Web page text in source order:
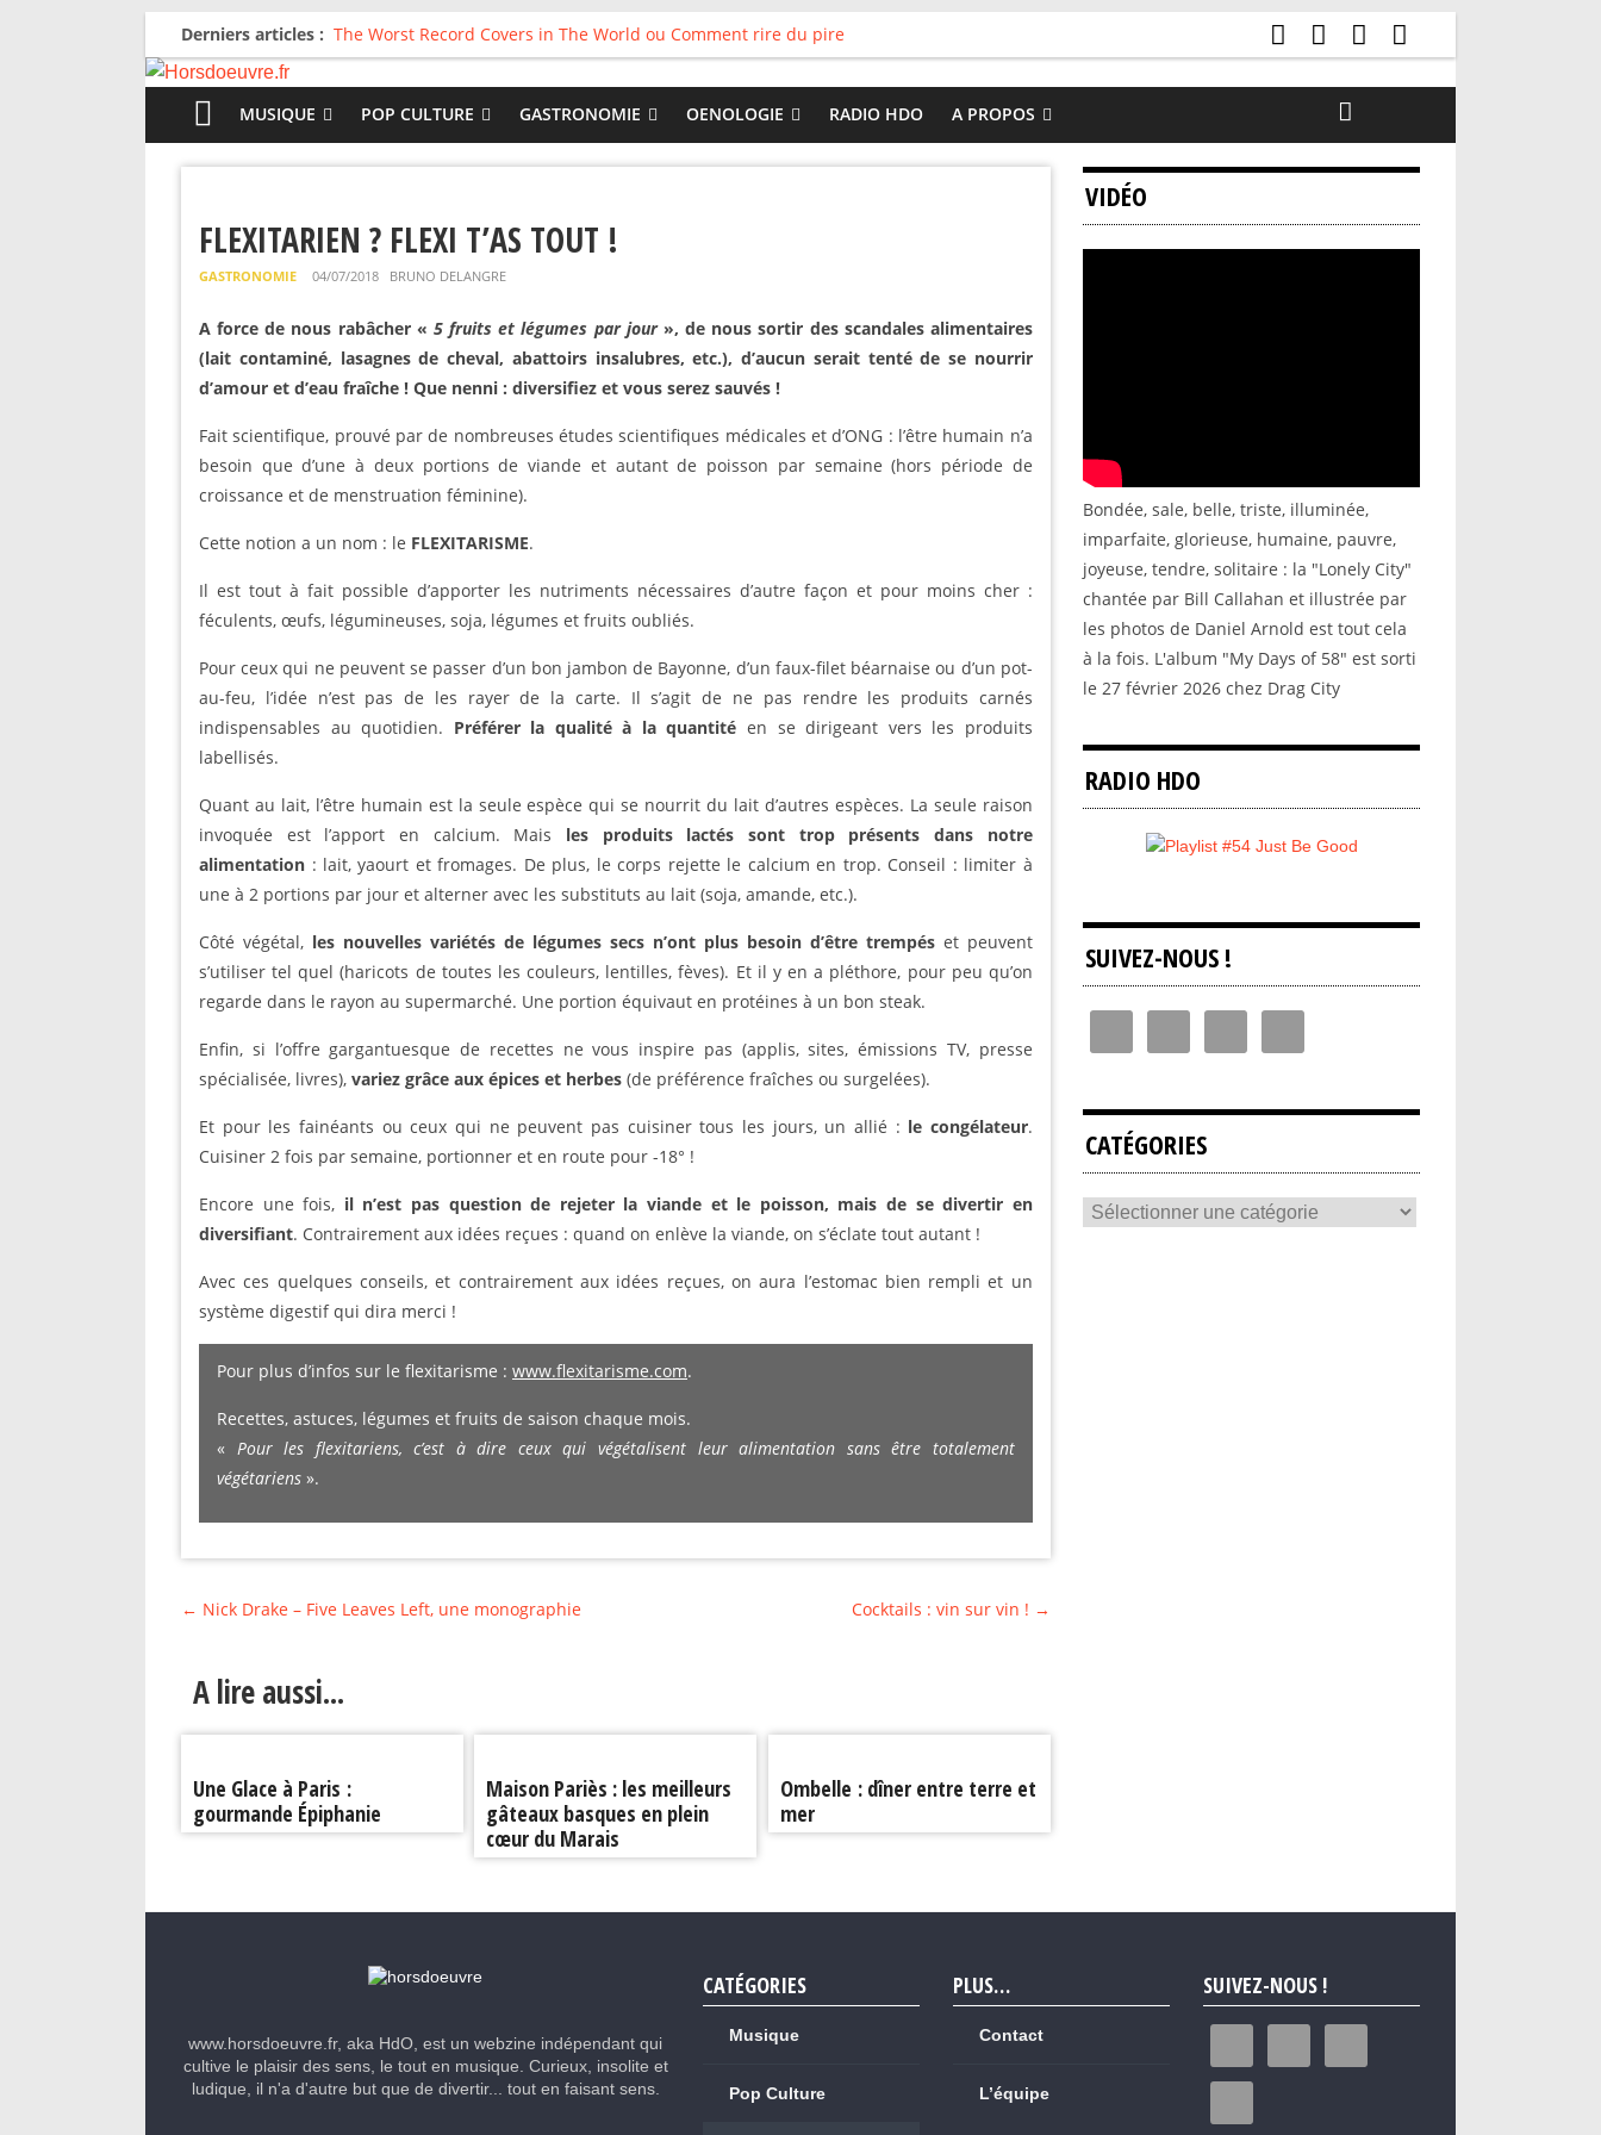
Derniers articles : The Worst Record Covers in The World ou Comment rire du pire
Avril 2026 : C’est dans les vieux pots qu’on fait les meilleurs loops !
Salvaation : Electro Ladyland
For The First Time, Again : Tyler Ballgame plie le game
Radio HDO #54 : Just be Good
MUSIQUE POP CULTURE GASTRONOMIE OENOLOGIE RADIO HDO A PROPOS
FLEXITARIEN ? FLEXI T’AS TOUT !
GASTRONOMIE 04/07/2018 BRUNO DELANGRE
A force de nous rabâcher « 5 fruits et légumes par jour », de nous sortir des scandales alimentaires
(lait contaminé, lasagnes de cheval, abattoirs insalubres, etc.), d’aucun serait tenté de se nourrir
d’amour et d’eau fraîche ! Que nenni : diversifiez et vous serez sauvés !
Fait scientifique, prouvé par de nombreuses études scientifiques médicales et d’ONG : l’être humain n’a
besoin que d’une à deux portions de viande et autant de poisson par semaine (hors période de
croissance et de menstruation féminine).
Cette notion a un nom : le FLEXITARISME.
Il est tout à fait possible d’apporter les nutriments nécessaires d’autre façon et pour moins cher :
féculents, œufs, légumineuses, soja, légumes et fruits oubliés.
Pour ceux qui ne peuvent se passer d’un bon jambon de Bayonne, d’un faux-filet béarnaise ou d’un pot-
au-feu, l’idée n’est pas de les rayer de la carte. Il s’agit de ne pas rendre les produits carnés
indispensables au quotidien. Préférer la qualité à la quantité en se dirigeant vers les produits
labellisés.
Quant au lait, l’être humain est la seule espèce qui se nourrit du lait d’autres espèces. La seule raison
invoquée est l’apport en calcium. Mais les produits lactés sont trop présents dans notre
alimentation : lait, yaourt et fromages. De plus, le corps rejette le calcium en trop. Conseil : limiter à
une à 2 portions par jour et alterner avec les substituts au lait (soja, amande, etc.).
Côté végétal, les nouvelles variétés de légumes secs n’ont plus besoin d’être trempéset peuvent
s’utiliser tel quel (haricots de toutes les couleurs, lentilles, fèves). Et il y en a pléthore, pour peu qu’on
regarde dans le rayon au supermarché. Une portion équivaut en protéines à un bon steak.
Enfin, si l’offre gargantuesque de recettes ne vous inspire pas (applis, sites, émissions TV, presse
spécialisée, livres), variez grâce aux épices et herbes (de préférence fraîches ou surgelées).
Et pour les fainéants ou ceux qui ne peuvent pas cuisiner tous les jours, un allié : le congélateur.
Cuisiner 2 fois par semaine, portionner et en route pour -18° !
Encore une fois, il n’est pas question de rejeter la viande et le poisson, mais de se divertir en
diversifiant. Contrairement aux idées reçues : quand on enlève la viande, on s’éclate tout autant !
Avec ces quelques conseils, et contrairement aux idées reçues, on aura l’estomac bien rempli et un
système digestif qui dira merci !
Pour plus d’infos sur le flexitarisme : www.flexitarisme.com.
Recettes, astuces, légumes et fruits de saison chaque mois.
« Pour les flexitariens, c’est à dire ceux qui végétalisent leur alimentation sans être totalement
végétariens ».
← Nick Drake – Five Leaves Left, une monographie Cocktails : vin sur vin ! →
A lire aussi...
Une Glace à Paris :
gourmande Épiphanie
Maison Pariès : les meilleurs
gâteaux basques en plein
cœur du Marais
Ombelle : dîner entre terre et
mer
VIDÉO
Bondée, sale, belle, triste, illuminée,
imparfaite, glorieuse, humaine, pauvre,
joyeuse, tendre, solitaire : la "Lonely City"
chantée par Bill Callahan et illustrée par
les photos de Daniel Arnold est tout cela
à la fois. L'album "My Days of 58" est sorti
le 27 février 2026 chez Drag City
RADIO HDO
SUIVEZ-NOUS !
CATÉGORIES
www.horsdoeuvre.fr, aka HdO, est un webzine indépendant qui
cultive le plaisir des sens, le tout en musique. Curieux, insolite et
ludique, il n'a d'autre but que de divertir... tout en faisant sens.
CATÉGORIES
Musique
Pop Culture
PLUS…
Contact
L’équipe
SUIVEZ-NOUS !